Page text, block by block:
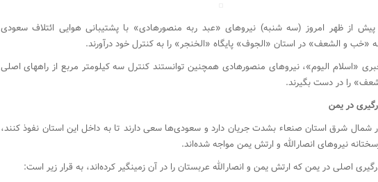
پیش از ظهر امروز (سه شنبه) نیروهای «عبد ربه منصورهادی» با پشتیبانی هوایی ائتلاف سعودی
«خب و الشعف» در استان «الجوف» پایگاه «الخنجر» را به کنترل خود درآورند.
«اسلام الیوم»، نیروهای منصورهادی همچنین توانستند کنترل سه کیلومتر مربع از راههای اصلی
را در دست بگیرند.
در یمن
شمال شرق استان صنعاء بشدت جریان دارد و سعودی‌ها سعی دارند تا به داخل این استان نفوذ کنند،
نیروهای انصارالله و ارتش یمن مواجه شده‌اند.
اصلی در یمن که ارتش یمن و انصارالله عربستان را در آن زمینگیر کرده‌اند، به قرار زیر است: